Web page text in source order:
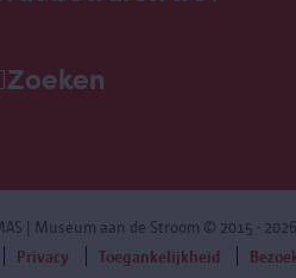
Zoeken
| Museum aan de Stroom © 2015 -
Privacy
Toegankelijkheid